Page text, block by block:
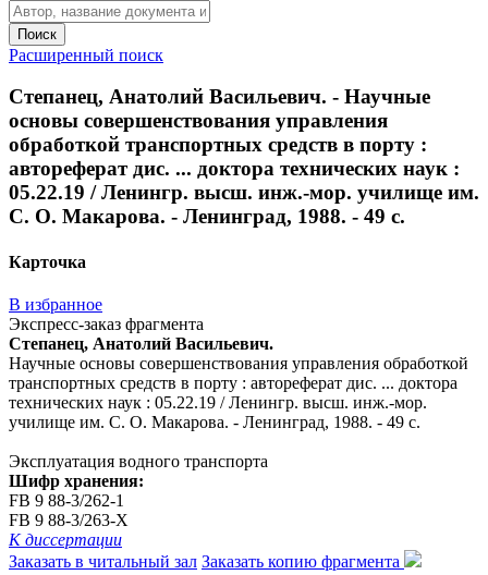
Поиск
Расширенный поиск
Степанец, Анатолий Васильевич. - Научные
основы совершенствования управления
обработкой транспортных средств в порту :
автореферат дис. ... доктора технических наук :
05.22.19 / Ленингр. высш. инж.-мор. училище им.
С. О. Макарова. - Ленинград, 1988. - 49 с.
Карточка
В избранное
Экспресс-заказ фрагмента
Степанец, Анатолий Васильевич.
Научные основы совершенствования управления обработкой
транспортных средств в порту : автореферат дис. ... доктора
технических наук : 05.22.19 / Ленингр. высш. инж.-мор.
училище им. С. О. Макарова. - Ленинград, 1988. - 49 с.
Эксплуатация водного транспорта
Шифр хранения:
FB 9 88-3/262-1
FB 9 88-3/263-Х
К диссертации
Заказать в читальный зал Заказать копию фрагмента